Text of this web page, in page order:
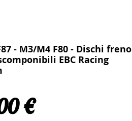
- M3/M4 F80 - Dischi freno
EBC Racing
€Prezzo